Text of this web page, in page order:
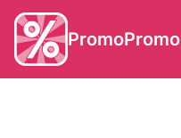
PromoPromo